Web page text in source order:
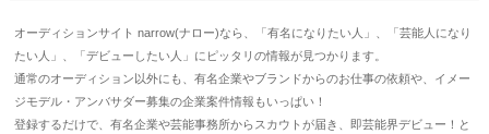
オーディションサイト narrow(ナロー)なら、「有名になりたい人」、「芸能人になり
たい人」、「デビューしたい人」にピッタリの情報が見つかります。
通常のオーディション以外にも、有名企業やブランドからのお仕事の依頼や、イメー
ジモデル・アンバサダー募集の企業案件情報もいっぱい！
登録するだけで、有名企業や芸能事務所からスカウトが届き、即芸能界デビュー！と